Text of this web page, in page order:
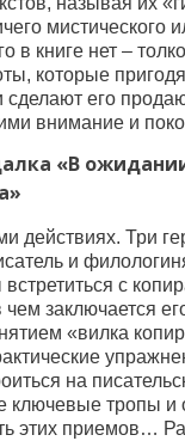
мистического
в книге нет –
которые
сделают его
внимание и
«В
действиях. Три
и
с
чем заключается
«вилка
на
ключевые тропы и
этих приемов…